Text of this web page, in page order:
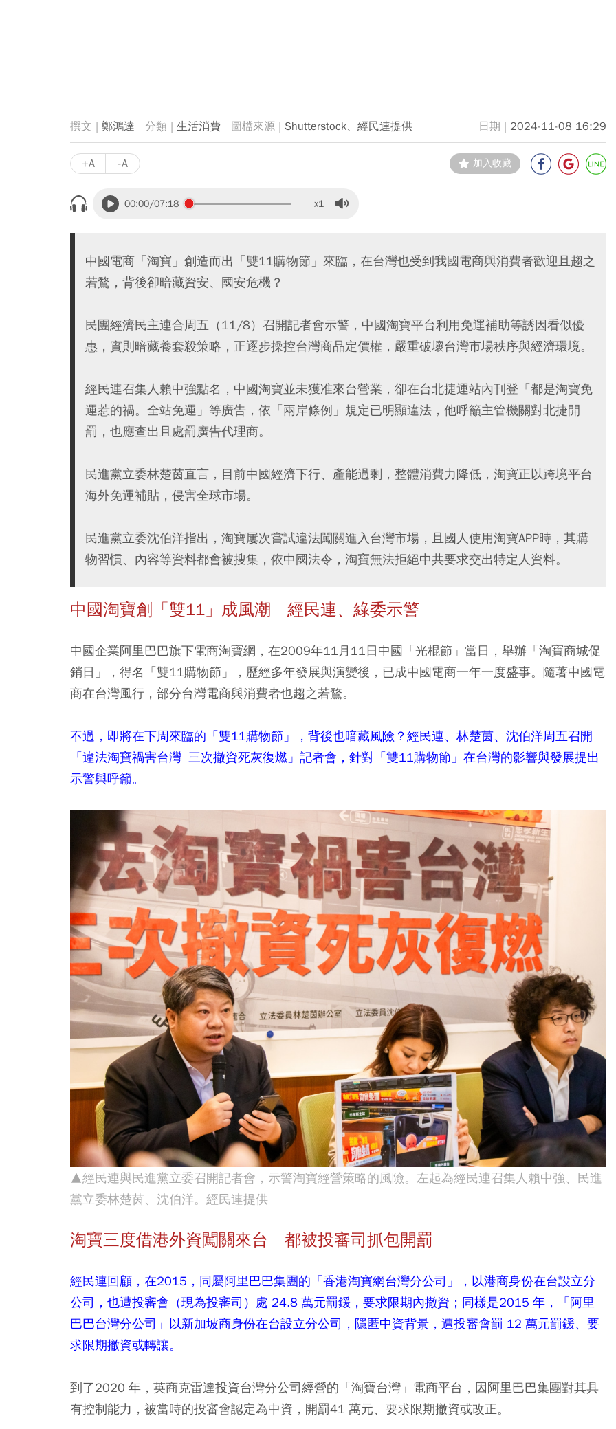
鄭鴻達 生活消費 Shutterstock、經民連提供 2024-11-08 16:29
+A -A 加入收藏
00:00/07:18 x1
中國電商「淘寶」創造而出「雙11購物節」來臨，在台灣也受到我國電商與消費者歡迎且趨之
若鶩，背後卻暗藏資安、國安危機？
民團經濟民主連合周五（11/8）召開記者會示警，中國淘寶平台利用免運補助等誘因看似優
惠，實則暗藏養套殺策略，正逐步操控台灣商品定價權，嚴重破壞台灣市場秩序與經濟環境。
經民連召集人賴中強點名，中國淘寶並未獲准來台營業，卻在台北捷運站內刊登「都是淘寶免
運惹的禍。全站免運」等廣告，依「兩岸條例」規定已明顯違法，他呼籲主管機關對北捷開
罰，也應查出且處罰廣告代理商。
民進黨立委林楚茵直言，目前中國經濟下行、產能過剩，整體消費力降低，淘寶正以跨境平台
海外免運補貼，侵害全球市場。
民進黨立委沈伯洋指出，淘寶屢次嘗試違法闖關進入台灣市場，且國人使用淘寶APP時，其購
物習慣、內容等資料都會被搜集，依中國法令，淘寶無法拒絕中共要求交出特定人資料。
中國淘寶創「雙11」成風潮 經民連、綠委示警
中國企業阿里巴巴旗下電商淘寶網，在2009年11月11日中國「光棍節」當日，舉辦「淘寶商城促
銷日」，得名「雙11購物節」，歷經多年發展與演變後，已成中國電商一年一度盛事。隨著中國電
商在台灣風行，部分台灣電商與消費者也趨之若鶩。
不過，即將在下周來臨的「雙11購物節」，背後也暗藏風險？經民連、林楚茵、沈伯洋周五召開
「違法淘寶禍害台灣 三次撤資死灰復燃」記者會，針對「雙11購物節」在台灣的影響與發展提出
示警與呼籲。
▲經民連與民進黨立委召開記者會，示警淘寶經營策略的風險。左起為經民連召集人賴中強、民進
黨立委林楚茵、沈伯洋。經民連提供
淘寶三度借港外資闖關來台 都被投審司抓包開罰
經民連回顧，在2015，同屬阿里巴巴集團的「香港淘寶網台灣分公司」，以港商身份在台設立分
公司，也遭投審會（現為投審司）處 24.8 萬元罰鍰，要求限期內撤資；同樣是2015 年，「阿里
巴巴台灣分公司」以新加坡商身份在台設立分公司，隱匿中資背景，遭投審會罰 12 萬元罰鍰、要
求限期撤資或轉讓。
到了2020 年，英商克雷達投資台灣分公司經營的「淘寶台灣」電商平台，因阿里巴巴集團對其具
有控制能力，被當時的投審會認定為中資，開罰41 萬元、要求限期撤資或改正。